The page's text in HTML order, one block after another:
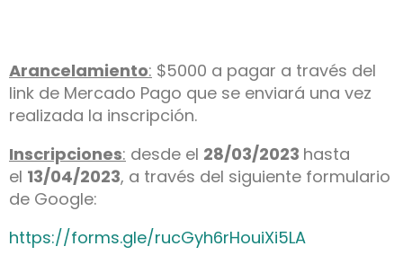
Arancelamiento: $5000 a pagar a través del
link de Mercado Pago que se enviará una vez
realizada la inscripción.
Inscripciones: desde el 28/03/2023 hasta
el 13/04/2023, a través del siguiente formulario
de Google:
https://forms.gle/rucGyh6rHouiXi5LA